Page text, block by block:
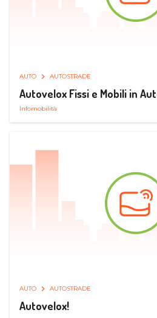
AUTO AUTOSTRADE
Autovelox Fissi e Mobili in
Infomobilità
AUTO AUTOSTRADE
Autovelox!